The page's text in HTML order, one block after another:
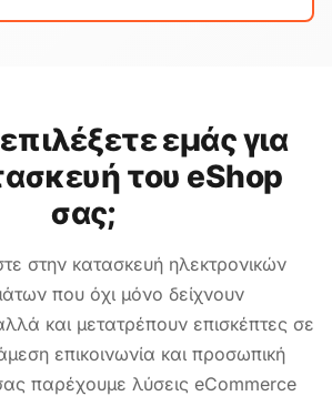
επιλέξετε εμάς για
του eShop
σας;
στην κατασκευή ηλεκτρονικών
που όχι μόνο δείχνουν
και μετατρέπουν επισκέπτες σε
επικοινωνία και προσωπική
παρέχουμε λύσεις eCommerce